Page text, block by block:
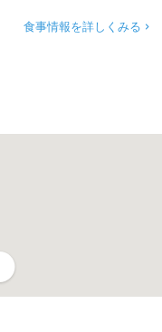
食事情報を詳しくみる